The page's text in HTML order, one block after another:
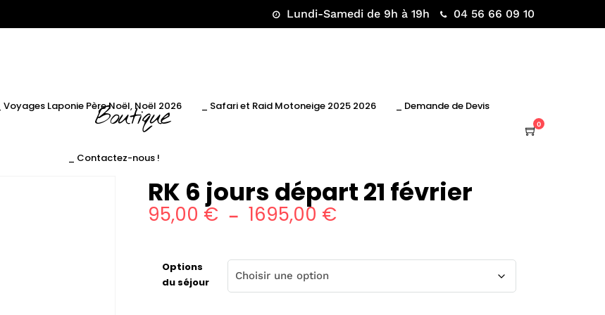
Lundi-Samedi de 9h à 19h 04 56 66 09 10
_ Voyages Laponie Père Noël, Noël 2026 _ Safari et Raid Motoneige 2025 2026 _ Demande de Devis
_ Contactez-nous !
0
Boutique
RK 6 jours départ 21 février
95,00 € – 1695,00 €
prix :
Options
du séjour